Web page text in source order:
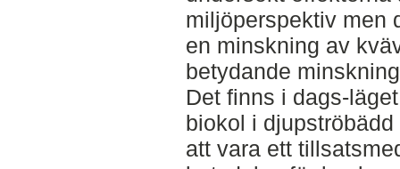
miljöperspektiv men
en minskning av
betydande
Det finns i dags-
biokol i
att vara ett